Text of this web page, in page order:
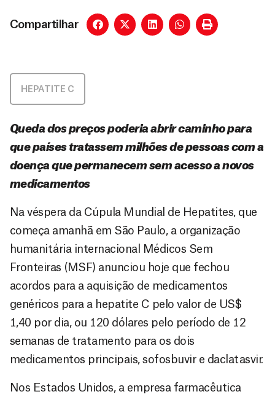
Compartilhar
HEPATITE C
Queda dos preços poderia abrir caminho para
que países tratassem milhões de pessoas com a
doença que permanecem sem acesso a novos
medicamentos
Na véspera da Cúpula Mundial de Hepatites, que
começa amanhã em São Paulo, a organização
humanitária internacional Médicos Sem
Fronteiras (MSF) anunciou hoje que fechou
acordos para a aquisição de medicamentos
genéricos para a hepatite C pelo valor de US$
1,40 por dia, ou 120 dólares pelo período de 12
semanas de tratamento para os dois
medicamentos principais, sofosbuvir e daclatasvir.
Nos Estados Unidos, a empresa farmacêutica